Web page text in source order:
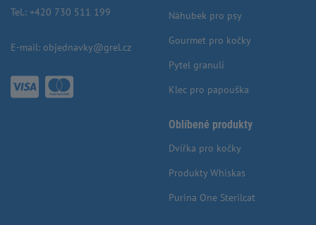
Tel.: +420 730 511 199
E-mail: objednavky@grel.cz
Náhubek pro psy
Gourmet pro kočky
Pytel granulí
Klec pro papouška
Oblíbené produkty
Dvířka pro kočky
Produkty Whiskas
Purina One Sterilcat